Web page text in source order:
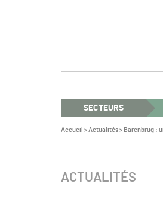
SECTEURS
Vous
Accueil >Actualités> Barenbrug :
CATÉGORIE :
ACTUALITÉS